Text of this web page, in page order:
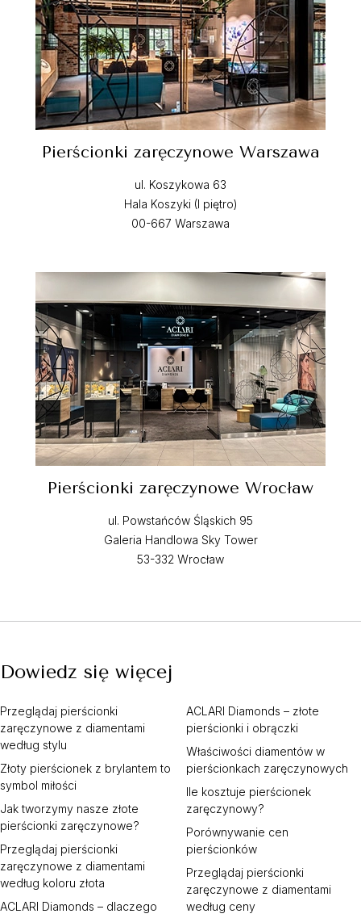
Pierścionki zaręczynowe Warszawa
ul. Koszykowa 63
Hala Koszyki (I piętro)
00-667 Warszawa
Pierścionki zaręczynowe Wrocław
ul. Powstańców Śląskich 95
Galeria Handlowa Sky Tower
53-332 Wrocław
Dowiedz się więcej
Przeglądaj pierścionki
zaręczynowe z diamentami
według stylu
Złoty pierścionek z brylantem to
symbol miłości
Jak tworzymy nasze złote
pierścionki zaręczynowe?
Przeglądaj pierścionki
zaręczynowe z diamentami
według koloru złota
ACLARI Diamonds – dlaczego
ACLARI Diamonds – złote
pierścionki i obrączki
Właściwości diamentów w
pierścionkach zaręczynowych
Ile kosztuje pierścionek
zaręczynowy?
Porównywanie cen
pierścionków
Przeglądaj pierścionki
zaręczynowe z diamentami
według ceny